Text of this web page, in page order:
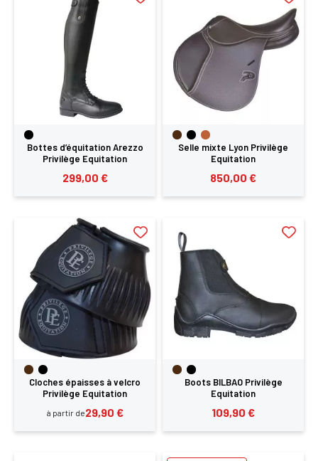
Bottes d’équitation Arezzo
Privilège Equitation
299,00 €
Selle mixte Lyon Privilège
Equitation
850,00 €
Cloches épaisses à velcro
Privilège Equitation
à partir de29,90 €
Boots BILBAO Privilège
Equitation
109,90 €